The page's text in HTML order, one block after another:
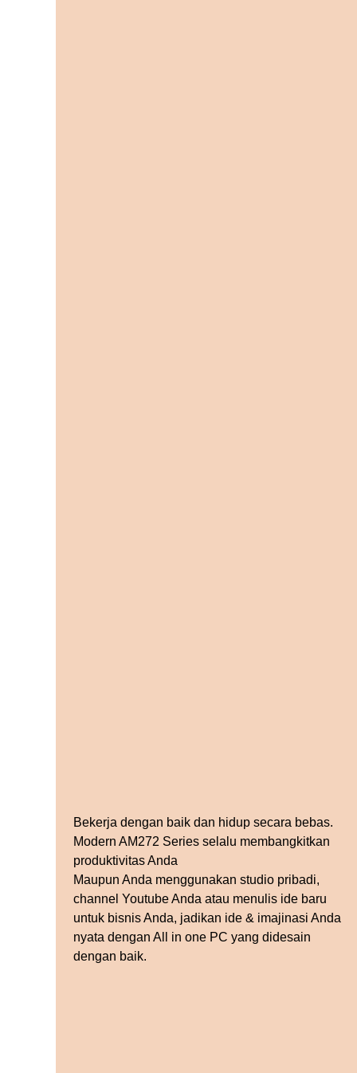
Bekerja dengan baik dan hidup secara bebas.
Modern AM272 Series selalu membangkitkan
produktivitas Anda
Maupun Anda menggunakan studio pribadi,
channel Youtube Anda atau menulis ide baru
untuk bisnis Anda, jadikan ide & imajinasi Anda
nyata dengan All in one PC yang didesain
dengan baik.